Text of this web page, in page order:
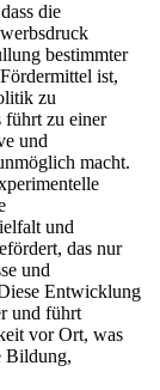
die
bestimmter
ist,
zu
führt zu einer
und
macht.
und
das nur
und
Entwicklung
und führt
vor Ort, was
Bildung,